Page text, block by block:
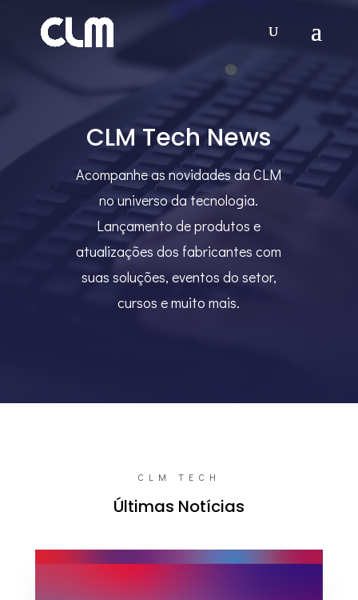
CLM Tech News
Acompanhe as novidades da CLM
no universo da tecnologia.
Lançamento de produtos e
atualizações dos fabricantes com
suas soluções, eventos do setor,
cursos e muito mais.
CLM TECH
Últimas Notícias